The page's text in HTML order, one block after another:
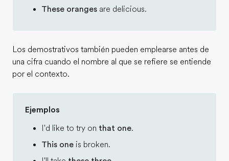
These oranges are delicious.
Los demostrativos también pueden emplearse antes de
una cifra cuando el nombre al que se refiere se entiende
por el contexto.
Ejemplos
I'd like to try on that one.
This one is broken.